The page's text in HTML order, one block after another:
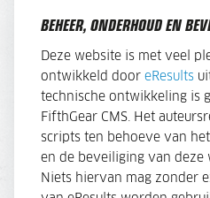
BEHEER, ONDERHOUD EN
Deze website is met veel
ontwikkeld door eResults
technische ontwikkeling is
FifthGear CMS. Het
scripts ten behoeve van
en de beveiliging van deze
Niets hiervan mag zonder